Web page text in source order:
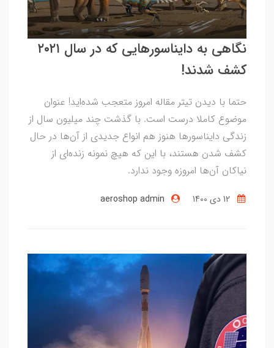
نگاهی به دایناسورهایی که در سال ۲۰۲۱
کشف شدند!
حتما با دیدن تیتر مقاله امروز متعجب شده‌اید! عنوان
موضوع کاملا درست است. با گذشت چند میلیون سال از
زندگی دایناسورها هنوز هم انواع جدیدی از آن‌ها در حال
کشف شدن هستند، با این که هیچ نمونه زنده‌ای از
نیاکان آن‌ها امروزه وجود ندارد.
aeroshop admin